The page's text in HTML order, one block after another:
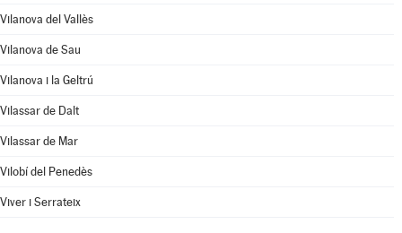
Vilanova del Vallès
Vilanova de Sau
Vilanova i la Geltrú
Vilassar de Dalt
Vilassar de Mar
Vilobí del Penedès
Viver i Serrateix